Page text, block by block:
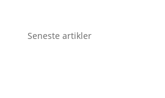
Seneste artikler